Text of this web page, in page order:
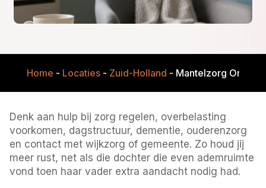
Home - Locaties- Zuid-Holland - Mantelzorg
Denk aan hulp bij zorg regelen, overbelasting
voorkomen, dagstructuur, dementie, ouderenzorg
en contact met wijkzorg of gemeente. Zo houd jij
meer rust, net als die dochter die even ademruimte
vond toen haar vader extra aandacht nodig had.